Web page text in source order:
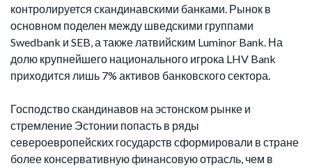
контролируется скандинавскими банками. Рынок в
основном поделен между шведскими группами
Swedbank и SEB, а также латвийским Luminor Bank. На
долю крупнейшего национального игрока LHV Bank
приходится лишь 7% активов банковского сектора.
Господство скандинавов на эстонском рынке и
стремление Эстонии попасть в ряды
североевропейских государств сформировали в стране
более консервативную финансовую отрасль, чем в